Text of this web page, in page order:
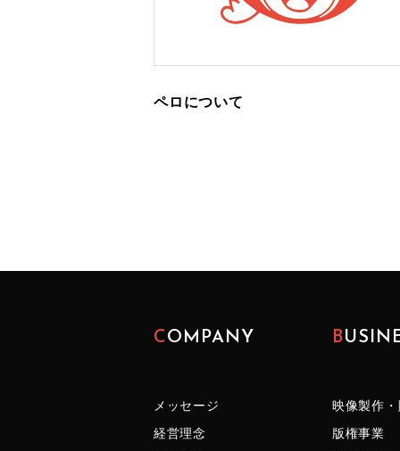
ペロについて
COMPANY
メッセージ
経営理念
映像製作
版権事業